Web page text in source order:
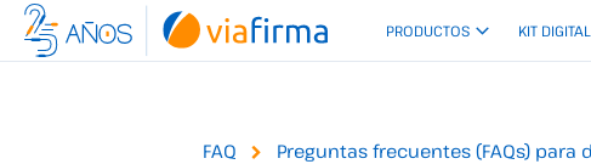
PRODUCTOS KIT DIGITAL
FAQ Preguntas frecuentes (FAQs) para